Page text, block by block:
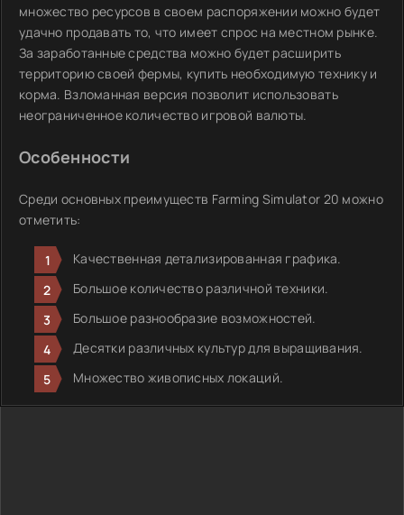
множество ресурсов в своем распоряжении можно будет
удачно продавать то, что имеет спрос на местном рынке.
За заработанные средства можно будет расширить
территорию своей фермы, купить необходимую технику и
корма. Взломанная версия позволит использовать
неограниченное количество игровой валюты.
Особенности
Среди основных преимуществ Farming Simulator 20 можно
отметить:
Качественная детализированная графика.
Большое количество различной техники.
Большое разнообразие возможностей.
Десятки различных культур для выращивания.
Множество живописных локаций.